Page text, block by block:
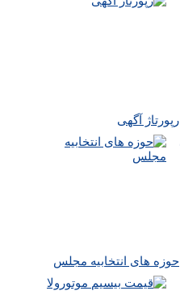
رپورتاژ آگهی
حوزه های انتخابیه مجلس